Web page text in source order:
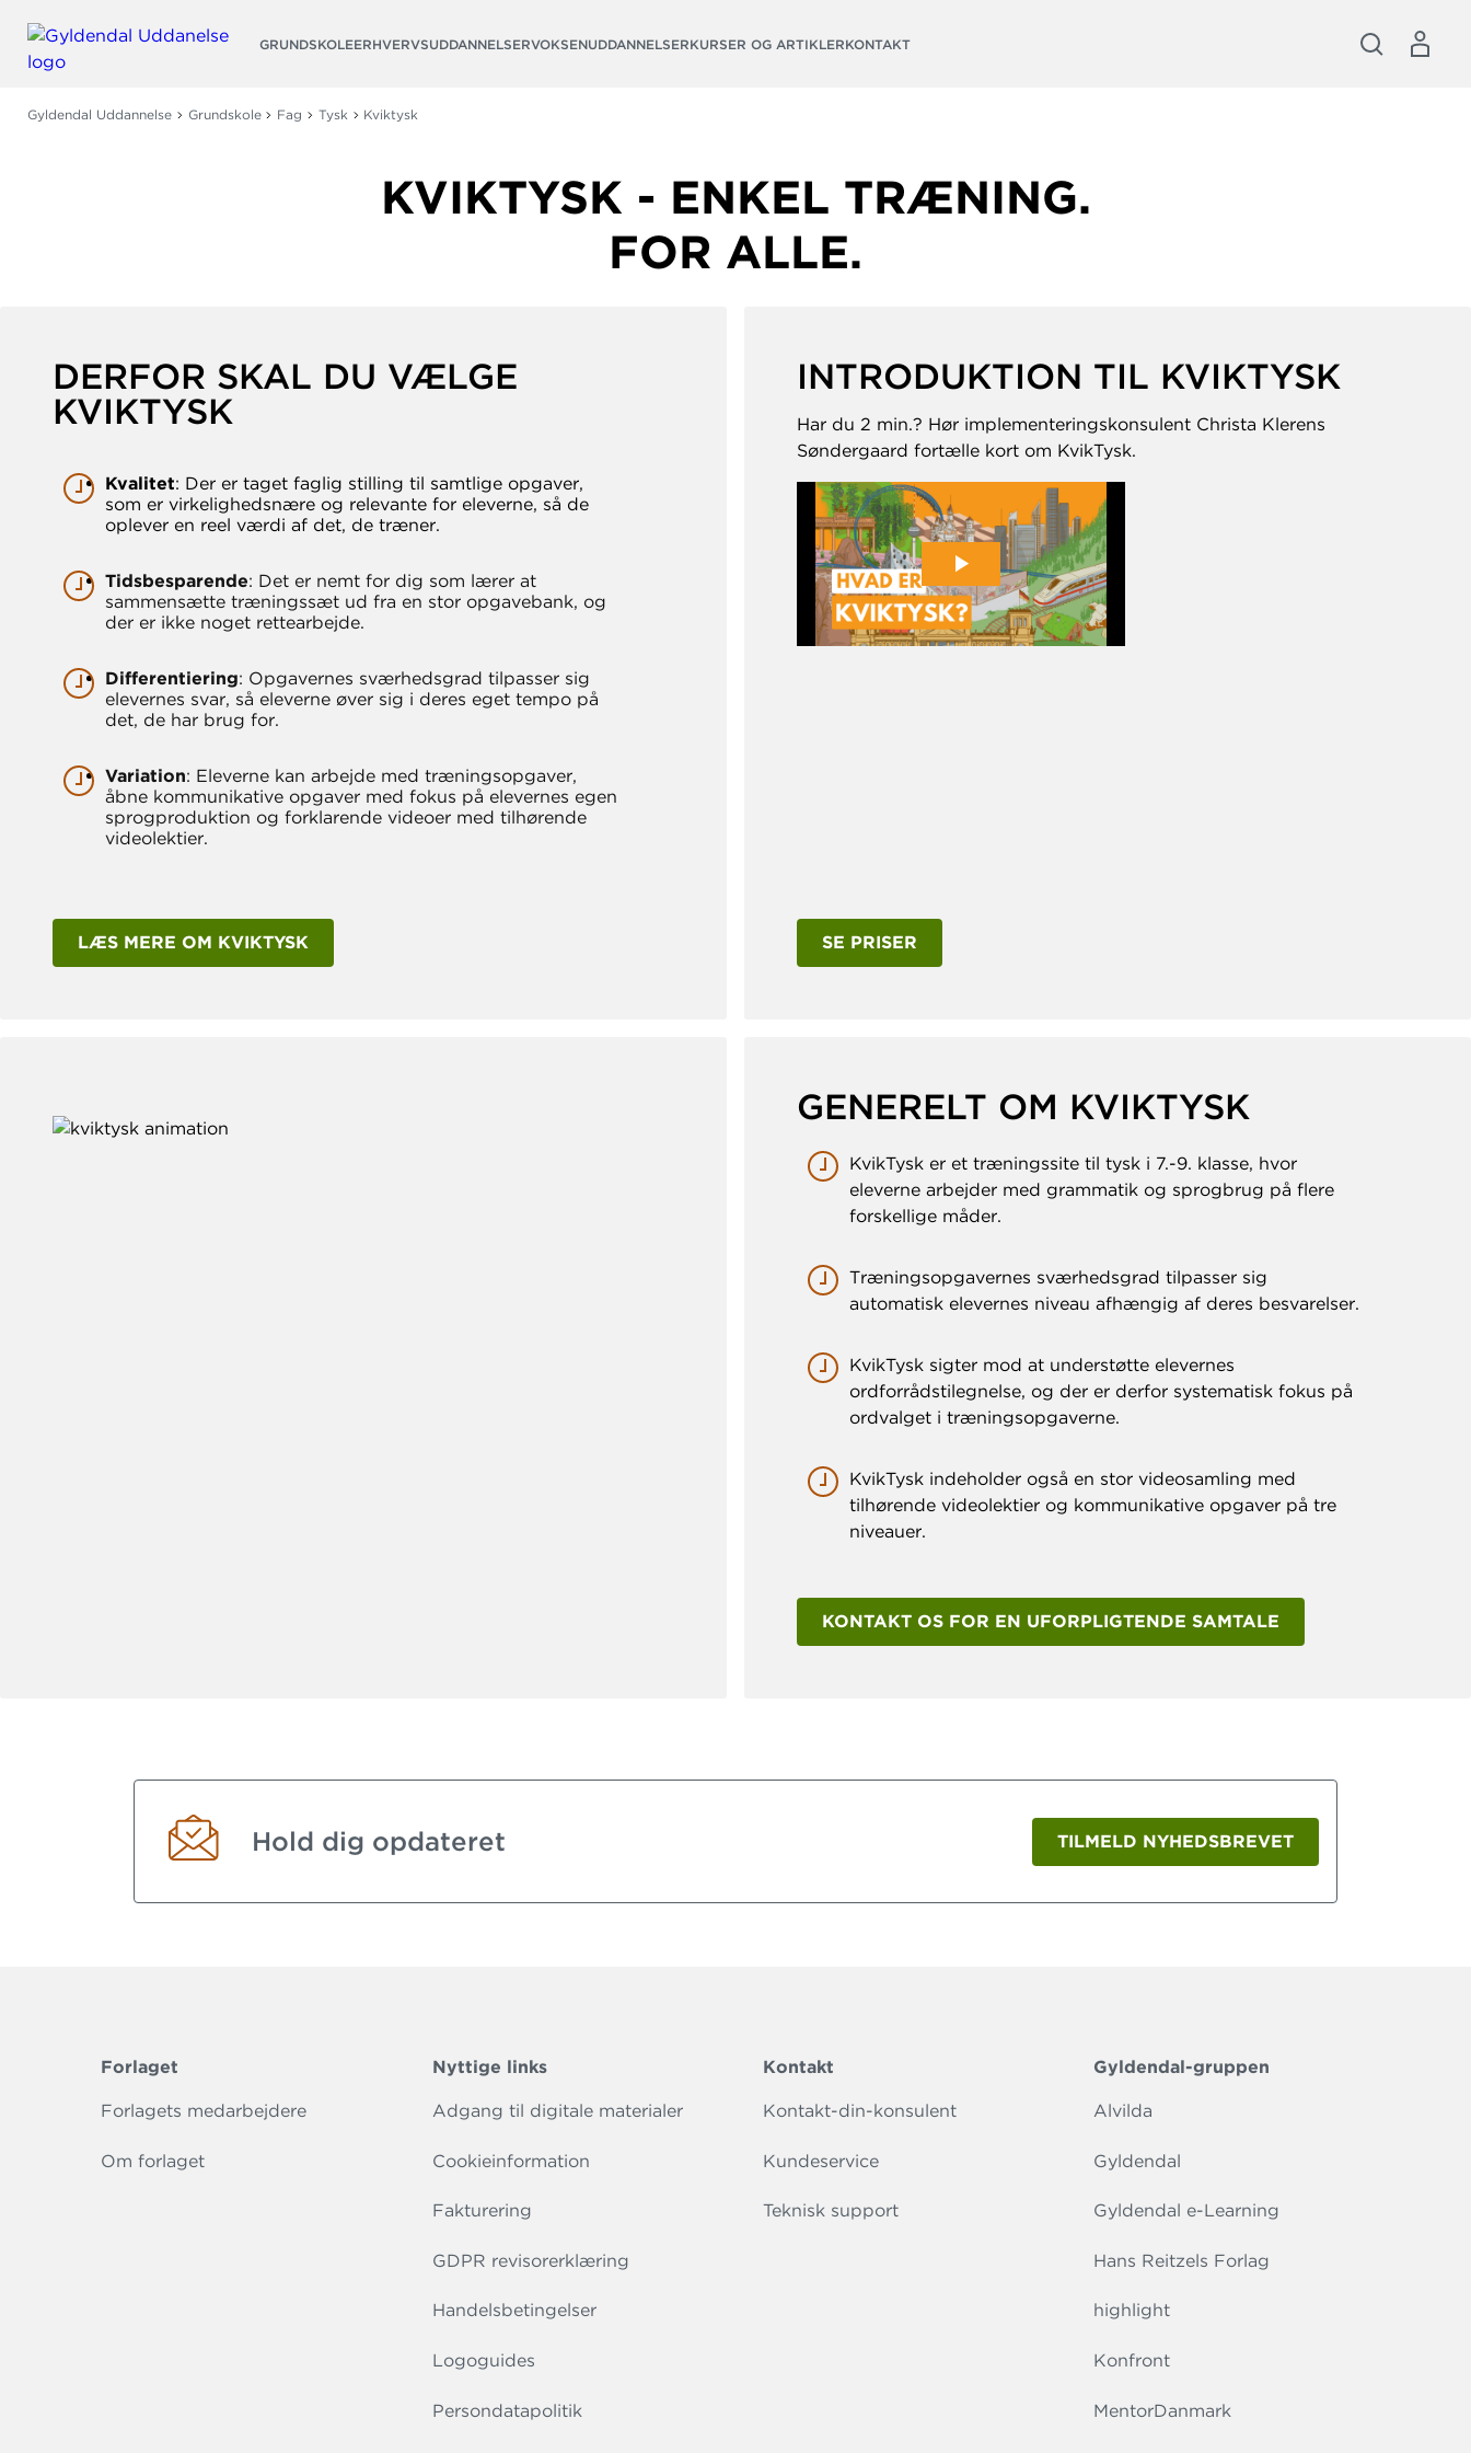
GRUNDSKOLEERHVERVSUDDANNELSERVOKSENUDDANNELSERKURSER OG ARTIKLERKONTAKT
Gyldendal Uddannelse Grundskole Fag Tysk Kviktysk
KVIKTYSK - ENKEL TRÆNING.
FOR ALLE.
DERFOR SKAL DU VÆLGE
KVIKTYSK
Kvalitet: Der er taget faglig stilling til samtlige opgaver,
som er virkelighedsnære og relevante for eleverne, så de
oplever en reel værdi af det, de træner.
Tidsbesparende: Det er nemt for dig som lærer at
sammensætte træningssæt ud fra en stor opgavebank, og
der er ikke noget rettearbejde.
Differentiering: Opgavernes sværhedsgrad tilpasser sig
elevernes svar, så eleverne øver sig i deres eget tempo på
det, de har brug for.
Variation: Eleverne kan arbejde med træningsopgaver,
åbne kommunikative opgaver med fokus på elevernes egen
sprogproduktion og forklarende videoer med tilhørende
videolektier.
LÆS MERE OM KVIKTYSK
INTRODUKTION TIL KVIKTYSK
Har du 2 min.? Hør implementeringskonsulent Christa Klerens
Søndergaard fortælle kort om KvikTysk.
SE PRISER
GENERELT OM KVIKTYSK
KvikTysk er et træningssite til tysk i 7.-9. klasse, hvor
eleverne arbejder med grammatik og sprogbrug på flere
forskellige måder.
Træningsopgavernes sværhedsgrad tilpasser sig
automatisk elevernes niveau afhængig af deres besvarelser.
KvikTysk sigter mod at understøtte elevernes
ordforrådstilegnelse, og der er derfor systematisk fokus på
ordvalget i træningsopgaverne.
KvikTysk indeholder også en stor videosamling med
tilhørende videolektier og kommunikative opgaver på tre
niveauer.
KONTAKT OS FOR EN UFORPLIGTENDE SAMTALE
Hold dig opdateret TILMELD NYHEDSBREVET
Forlaget
Forlagets medarbejdere
Om forlaget
Nyttige links
Adgang til digitale materialer
Cookieinformation
Fakturering
GDPR revisorerklæring
Handelsbetingelser
Logoguides
Persondatapolitik
Kontakt
Kontakt-din-konsulent
Kundeservice
Teknisk support
Gyldendal-gruppen
Alvilda
Gyldendal
Gyldendal e-Learning
Hans Reitzels Forlag
highlight
Konfront
MentorDanmark